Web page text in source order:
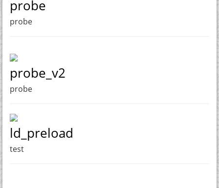
probe
probe
probe_v2
probe
ld_preload
test